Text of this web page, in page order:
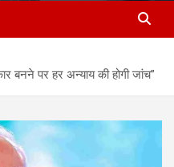
बनने पर हर अन्याय की होगी जांच”